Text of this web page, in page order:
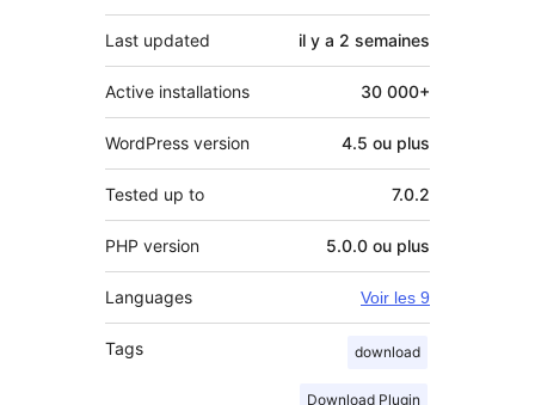
Last updated il y a 2 semaines
Active installations 30 000+
WordPress version 4.5 ou plus
Tested up to 7.0.2
PHP version 5.0.0 ou plus
Languages Voir les 9
Tags download
Download Plugin